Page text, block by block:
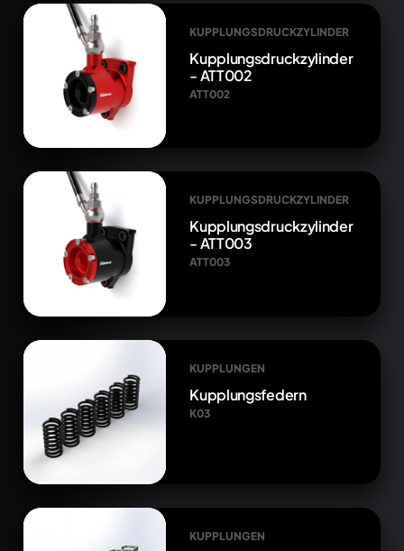
KUPPLUNGSDRUCKZYLINDER
Kupplungsdruckzylinder
- ATT002
ATT002
KUPPLUNGSDRUCKZYLINDER
Kupplungsdruckzylinder
- ATT003
ATT003
KUPPLUNGEN
Kupplungsfedern
K03
KUPPLUNGEN